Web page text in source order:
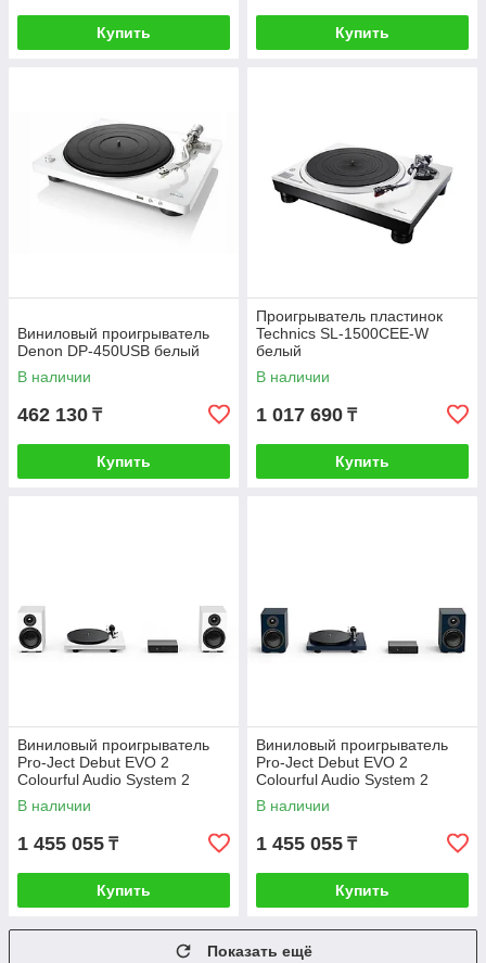
Купить Купить
Виниловый проигрыватель
Denon DP-450USB белый
В наличии
462 130 ₸
Купить
Проигрыватель пластинок
Technics SL-1500CEE-W
белый
В наличии
1 017 690 ₸
Купить
Виниловый проигрыватель
Pro-Ject Debut EVO 2
Colourful Audio System 2
сатиновый белый
В наличии
1 455 055 ₸
Купить
Виниловый проигрыватель
Pro-Ject Debut EVO 2
Colourful Audio System 2
сатиновый синий
В наличии
1 455 055 ₸
Купить
Показать ещё